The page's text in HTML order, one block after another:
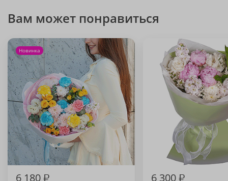
Вам может понравиться
Новинка
6 180₽ 6 300₽